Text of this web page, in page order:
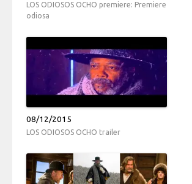
LOS ODIOSOS OCHO premiere: Premiere
odiosa
08/12/2015
LOS ODIOSOS OCHO trailer